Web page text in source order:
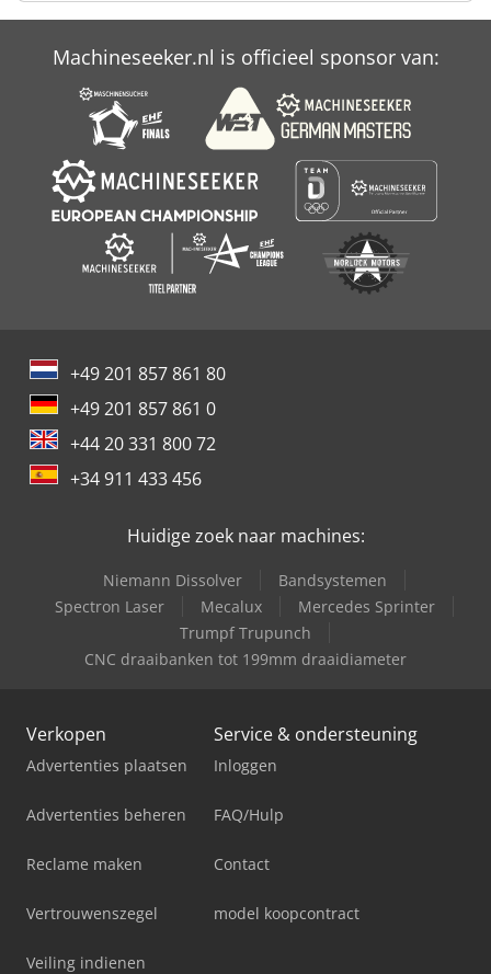
Machineseeker.nl is officieel sponsor van:
+49 201 857 861 80
+49 201 857 861 0
+44 20 331 800 72
+34 911 433 456
Huidige zoek naar machines:
Niemann Dissolver
Bandsystemen
Spectron Laser
Mecalux
Mercedes Sprinter
Trumpf Trupunch
CNC draaibanken tot 199mm draaidiameter
Verkopen
Advertenties plaatsen
Advertenties beheren
Reclame maken
Vertrouwenszegel
Veiling indienen
Service & ondersteuning
Inloggen
FAQ/Hulp
Contact
model koopcontract